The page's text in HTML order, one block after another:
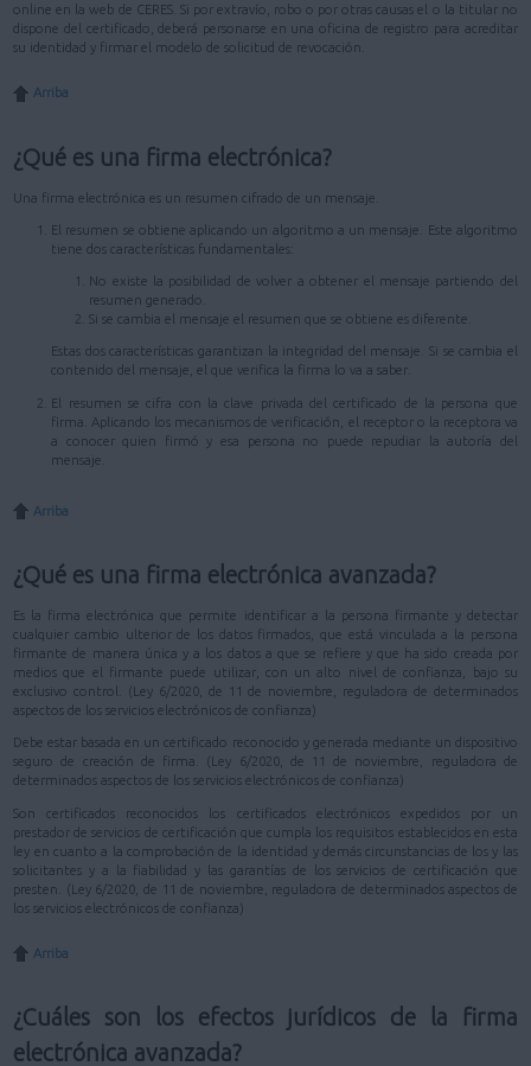
online en la web de CERES. Si por extravío, robo o por otras causas el o la titular no
dispone del certificado, deberá personarse en una oficina de registro para acreditar
su identidad y firmar el modelo de solicitud de revocación.
Arriba
¿Qué es una firma electrónica?
Una firma electrónica es un resumen cifrado de un mensaje.
El resumen se obtiene aplicando un algoritmo a un mensaje. Este algoritmo
tiene dos características fundamentales:
No existe la posibilidad de volver a obtener el mensaje partiendo del
resumen generado.
Si se cambia el mensaje el resumen que se obtiene es diferente.
Estas dos características garantizan la integridad del mensaje. Si se cambia el
contenido del mensaje, el que verifica la firma lo va a saber.
El resumen se cifra con la clave privada del certificado de la persona que
firma. Aplicando los mecanismos de verificación, el receptor o la receptora va
a conocer quien firmó y esa persona no puede repudiar la autoría del
mensaje.
Arriba
¿Qué es una firma electrónica avanzada?
Es la firma electrónica que permite identificar a la persona firmante y detectar
cualquier cambio ulterior de los datos firmados, que está vinculada a la persona
firmante de manera única y a los datos a que se refiere y que ha sido creada por
medios que el firmante puede utilizar, con un alto nivel de confianza, bajo su
exclusivo control. (Ley 6/2020, de 11 de noviembre, reguladora de determinados
aspectos de los servicios electrónicos de confianza)
Debe estar basada en un certificado reconocido y generada mediante un dispositivo
seguro de creación de firma. (Ley 6/2020, de 11 de noviembre, reguladora de
determinados aspectos de los servicios electrónicos de confianza)
Son certificados reconocidos los certificados electrónicos expedidos por un
prestador de servicios de certificación que cumpla los requisitos establecidos en esta
ley en cuanto a la comprobación de la identidad y demás circunstancias de los y las
solicitantes y a la fiabilidad y las garantías de los servicios de certificación que
presten. (Ley 6/2020, de 11 de noviembre, reguladora de determinados aspectos de
los servicios electrónicos de confianza)
Arriba
¿Cuáles son los efectos jurídicos de la firma
electrónica avanzada?